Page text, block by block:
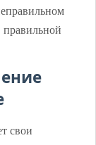
правильной
свои